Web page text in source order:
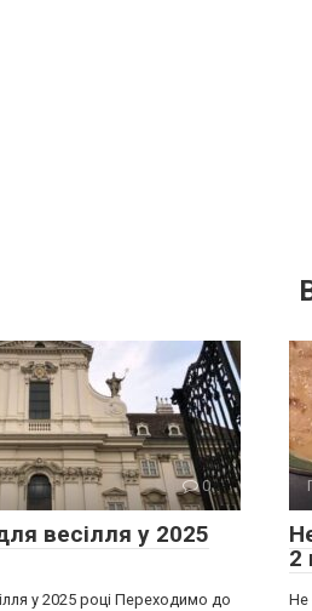
0
весілля у 2025
у 2025 році Переходимо до
2
Не